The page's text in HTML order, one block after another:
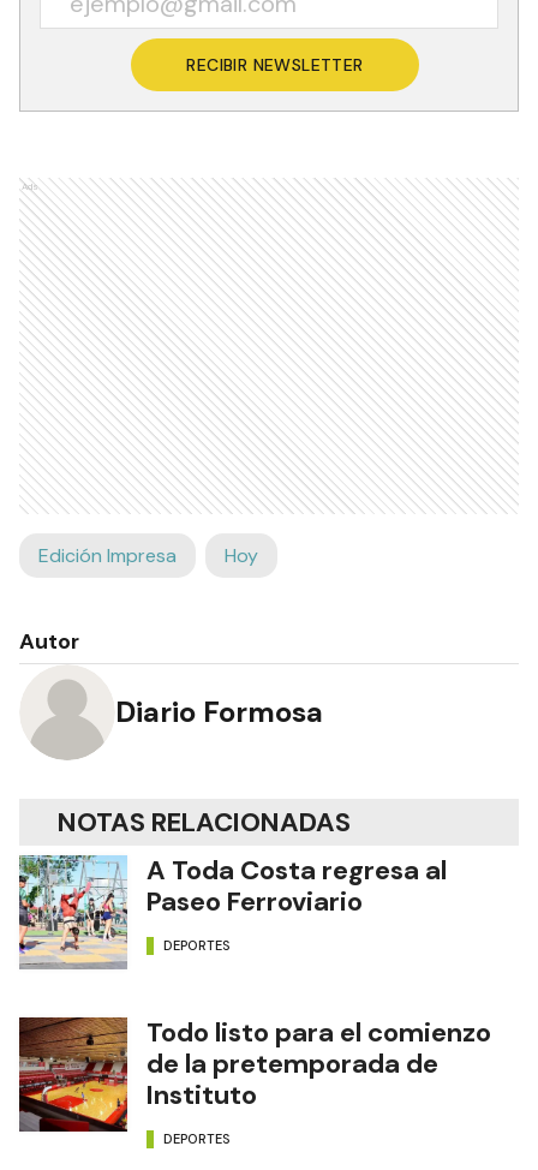
RECIBIR NEWSLETTER
Ads
Edición Impresa Hoy
Autor
Diario Formosa
NOTAS RELACIONADAS
A Toda Costa regresa al
Paseo Ferroviario
DEPORTES
Todo listo para el comienzo
de la pretemporada de
Instituto
DEPORTES